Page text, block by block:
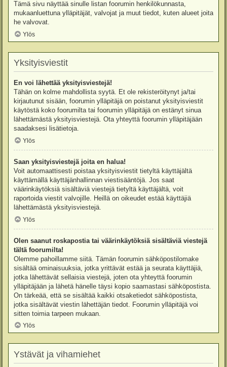
Tämä sivu näyttää sinulle listan foorumin henkilökunnasta,
mukaanluettuna ylläpitäjät, valvojat ja muut tiedot, kuten alueet joita
he valvovat.
Ylös
Yksityisviestit
En voi lähettää yksityisviestejä!
Tähän on kolme mahdollista syytä. Et ole rekisteröitynyt ja/tai
kirjautunut sisään, foorumin ylläpitäjä on poistanut yksityisviestit
käytöstä koko foorumilta tai foorumin ylläpitäjä on estänyt sinua
lähettämästä yksityisviestejä. Ota yhteyttä foorumin ylläpitäjään
saadaksesi lisätietoja.
Ylös
Saan yksityisviestejä joita en halua!
Voit automaattisesti poistaa yksityisviestit tietyltä käyttäjältä
käyttämällä käyttäjänhallinnan viestisääntöjä. Jos saat
väärinkäytöksiä sisältäviä viestejä tietyltä käyttäjältä, voit
raportoida viestit valvojille. Heillä on oikeudet estää käyttäjiä
lähettämästä yksityisviestejä.
Ylös
Olen saanut roskapostia tai väärinkäytöksiä sisältäviä viestejä
tältä foorumilta!
Olemme pahoillamme siitä. Tämän foorumin sähköpostilomake
sisältää ominaisuuksia, jotka yrittävät estää ja seurata käyttäjiä,
jotka lähettävät sellaisia viestejä, joten ota yhteyttä foorumin
ylläpitäjään ja lähetä hänelle täysi kopio saamastasi sähköpostista.
On tärkeää, että se sisältää kaikki otsaketiedot sähköpostista,
jotka sisältävät viestin lähettäjän tiedot. Foorumin ylläpitäjä voi
sitten toimia tarpeen mukaan.
Ylös
Ystävät ja vihamiehet